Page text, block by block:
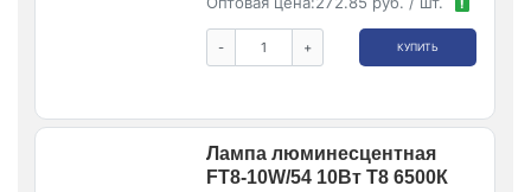
!
- + КУПИТЬ
Лампа люминесцентная
FT8-10W/54 10Вт T8 6500К